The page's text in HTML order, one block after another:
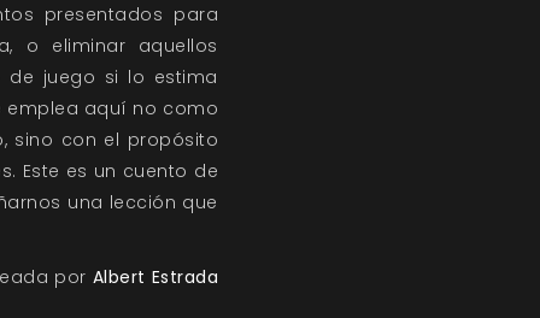
presentados para
o eliminar aquellos
de juego si lo estima
emplea aquí no como
sino con el propósito
Este es un cuento de
una lección que
por Albert Estrada